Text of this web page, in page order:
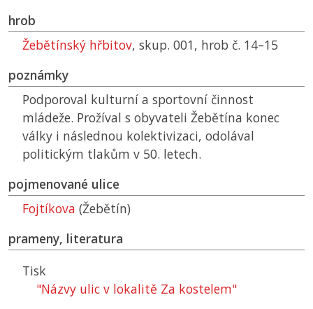
hrob
Žebětínský hřbitov, skup. 001, hrob č. 14–15
poznámky
Podporoval kulturní a sportovní činnost
mládeže. Prožíval s obyvateli Žebětína konec
války i následnou kolektivizaci, odolával
politickým tlakům v 50. letech.
pojmenované ulice
Fojtíkova (Žebětín)
prameny, literatura
Tisk
"Názvy ulic v lokalitě Za kostelem"